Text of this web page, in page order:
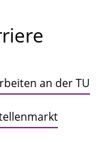
an der TU